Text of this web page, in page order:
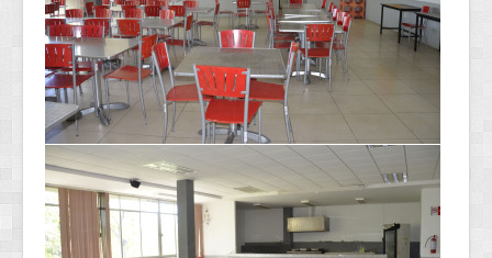
LIES
Infraestructura